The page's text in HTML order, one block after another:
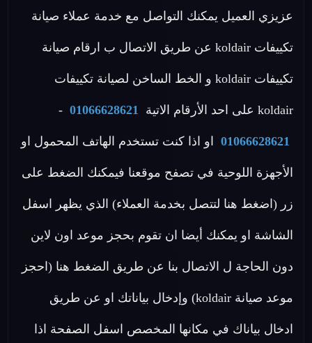
عزيزي العميل يمكنك التواصل مع خدمة عملاء صيانة
تكييفات koldair عن طريق الاتصال ب ارقام صيانة
تكييفات koldair و الخط الساخن لصيانة تكييفات
koldair على احد الأرقام الاتية 01066628621
-
01066628621 او اذا كنت تستخدم الهاتف المحمول او
الأجهزة اللوحية في تصفح موقعنا فيمكنك الضغط على
زر (اضغط هنا لتتصل بخدمة العملاء) الذي يظهر اسفل
الشاشة او يمكنك أيضا ان تقوم بحجز موعد اون لاين
دون الحاجة ل الاتصال بنا عن طريق الضغط هنا (احجز
موعد صيانة koldair) وإدخال بياناتك او عن طريق
ادخال بياناك في مكانها المخصص اسفل الصفحة اذا